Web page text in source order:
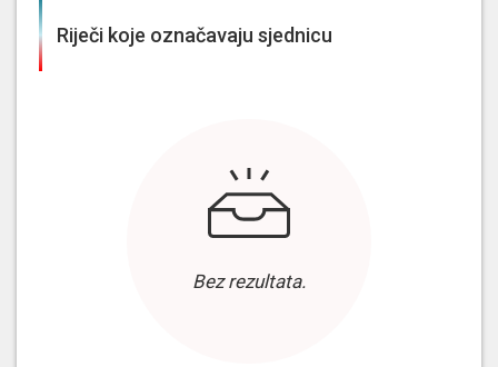
Riječi koje označavaju sjednicu
Bez rezultata.